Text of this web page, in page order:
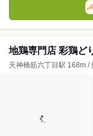
地鶏専門店 彩鶏ど
天神橋筋六丁目駅 168m /